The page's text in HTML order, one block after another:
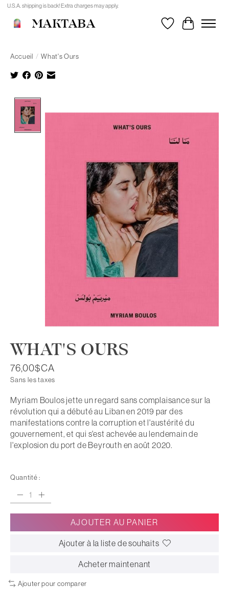
U.S.A. shipping is back! Extra charges may apply.
MAKTABA Liste de souhaits
Panier
Accueil / What's Ours
WHAT'S OURS
76,00$CA
Sans les taxes
Myriam Boulos jette un regard sans complaisance sur la
révolution qui a débuté au Liban en 2019 par des
manifestations contre la corruption et l'austérité du
gouvernement, et qui s'est achevée au lendemain de
l'explosion du port de Beyrouth en août 2020.
Quantité :
AJOUTER AU PANIER
Ajouter à la liste de souhaits
Acheter maintenant
Ajouter pour comparer